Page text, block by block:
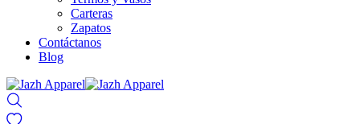
Carteras
Zapatos
Contáctanos
Blog